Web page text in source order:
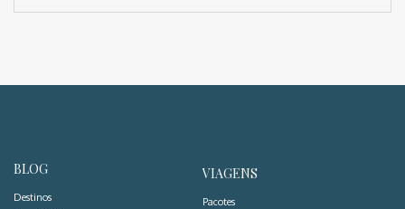
BLOG
Destinos
VIAGENS
Pacotes